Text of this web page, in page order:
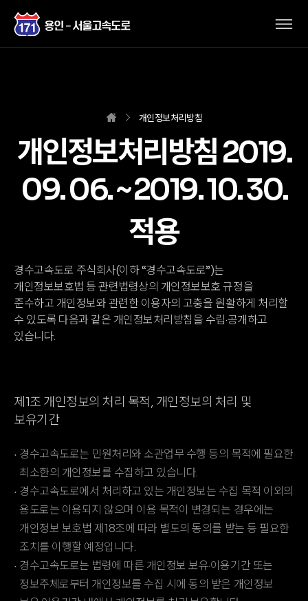
개인정보처리방침
개인정보처리방침 2019.
09. 06. ~ 2019. 10. 30.
적용
경수고속도로 주식회사(이하 “경수고속도로”)는
개인정보보호법 등 관련법령상의 개인정보보호 규정을
준수하고 개인정보와 관련한 이용자의 고충을 원활하게 처리할
수 있도록 다음과 같은 개인정보처리방침을 수립·공개하고
있습니다.
제1조 개인정보의 처리 목적, 개인정보의 처리 및
보유기간
경수고속도로는 민원처리와 소관업무 수행 등의 목적에 필요한
최소한의 개인정보를 수집하고 있습니다.
경수고속도로에서 처리하고 있는 개인정보는 수집 목적 이외의
용도로는 이용되지 않으며 이용 목적이 변경되는 경우에는
개인정보 보호법 제18조에 따라 별도의 동의를 받는 등 필요한
조치를 이행할 예정입니다.
경수고속도로는 법령에 따른 개인정보 보유·이용기간 또는
정보주체로부터 개인정보를 수집 시에 동의 받은 개인정보